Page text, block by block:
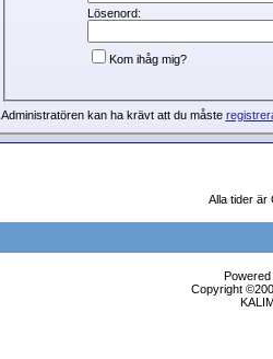
Lösenord:
Kom ihåg mig?
Administratören kan ha krävt att du måste
Alla tider är
Copyright